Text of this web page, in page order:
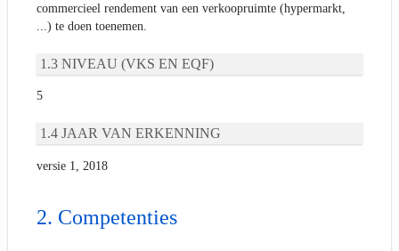
commercieel rendement van een verkoopruimte (hypermarkt,
...) te doen toenemen.
NIVEAU (VKS EN EQF)
5
JAAR VAN ERKENNING
versie 1, 2018
Competenties